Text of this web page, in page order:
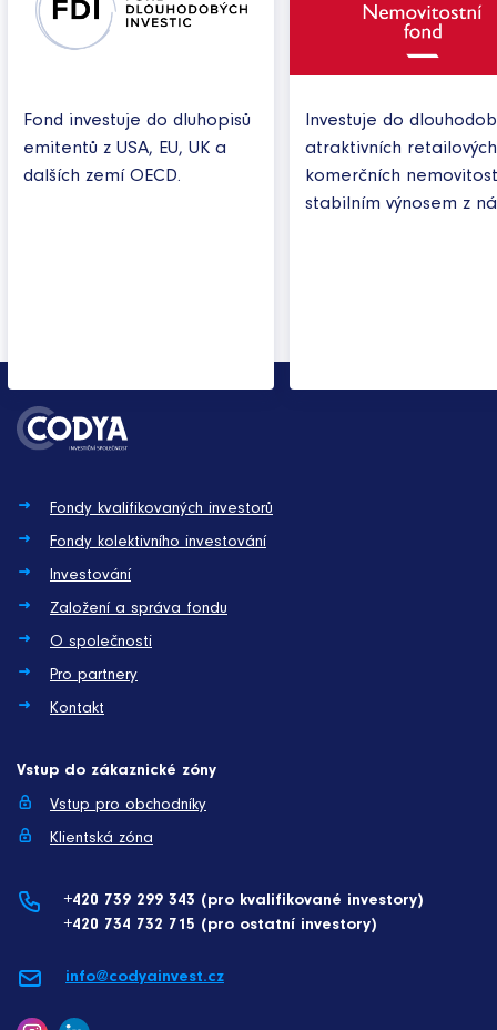
Fond investuje do dluhopisů
emitentů z USA, EU, UK a
dalších zemí OECD.
Investuje do
atraktivních
komerčních
stabilním výnosem z
Fondy kvalifikovaných investorů
Fondy kolektivního investování
Investování
Založení a správa fondu
O společnosti
Pro partnery
Kontakt
Vstup do zákaznické zóny
Vstup pro obchodníky
Klientská zóna
+420 739 299 343 (pro kvalifikované investory)
+420 734 732 715 (pro ostatní investory)
info@codyainvest.cz